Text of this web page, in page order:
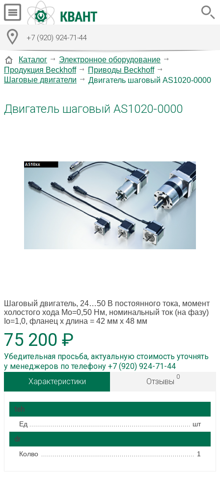
+7 (920) 924-71-44
Каталог
Электронное оборудование
Продукция Beckhoff
Приводы Beckhoff
Шаговые двигатели
Двигатель шаговый AS1020-0000
Двигатель шаговый AS1020-0000
Шаговый двигатель, 24…50 В постоянного тока, момент
холостого хода Mo=0,50 Нм, номинальный ток (на фазу)
Io=1,0, фланец x длина = 42 мм x 48 мм
75 200 ₽
Убедительная просьба, актуальную стоимость уточнять
у менеджеров по телефону +7 (920) 924-71-44
Характеристики
Отзывы
0
teh
Ед
шт
dr
Колво
1